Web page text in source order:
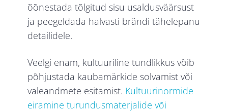
õõnestada tõlgitud sisu usaldusväärsust
ja peegeldada halvasti brändi tähelepanu
detailidele.
Veelgi enam, kultuuriline tundlikkus võib
põhjustada kaubamärkide solvamist või
valeandmete esitamist. Kultuurinormide
eiramine turundusmaterjalide või